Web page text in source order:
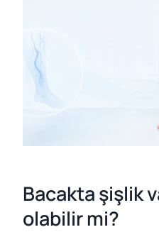
Bacakta şişlik
olabilir mi?